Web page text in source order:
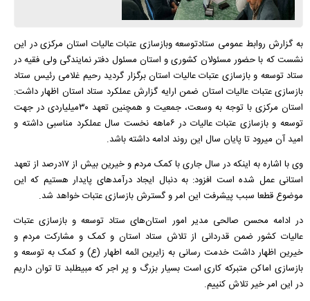
به گزارش روابط عمومی ستادتوسعه وبازسازی عتبات عالیات استان مرکزی در این
نشست که با حضور مسئولان کشوری و استان مسئول دفتر نمایندگی ولی فقیه در
ستاد توسعه و بازسازی عتبات عالیات استان برگزار گردید رحیم غلامی رئیس ستاد
بازسازی عتبات عالیات استان ضمن ارایه گزارش عملکرد ستاد استان اظهار داشت:
استان مرکزی با توجه به وسعت، جمعیت و همچنین تعهد ۳۰میلیاردی در جهت
توسعه و بازسازی عتبات عالیات در ۶ماهه نخست سال عملکرد مناسبی داشته و
امید آن میرود تا پایان سال این روند ادامه داشته باشد.
وی با اشاره به اینکه در سال جاری با کمک مردم و خیرین بیش از ۱۷درصد از تعهد
استانی عمل شده است افزود: به دنبال ایجاد درآمد‌های پایدار هستیم که این
موضوع قطعا سبب پیشرفت این امر و گسترش بازسازی عتبات خواهد شد.
در ادامه محسن صالحی مدیر امور استان‌های ستاد توسعه و بازسازی عتبات
عالیات کشور ضمن قدردانی از تلاش ستاد استان و کمک و مشارکت مردم و
خیرین اظهار داشت خدمت رسانی به زایرین ائمه اطهار (ع) و کمک به توسعه و
بازسازی اماکن متبرکه کاری است بسیار بزرگ و پر اجر که مبیطلبد تا توان داریم
در این امر خیر تلاش کنییم.